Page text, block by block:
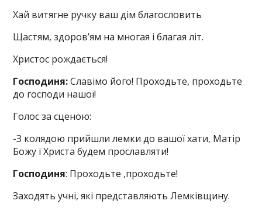
Хай витягне ручку ваш дім благословить
Щастям, здоров’ям на многая і благая літ.
Христос рождається!
Господиня:Славімо його! Проходьте, проходьте
до господи нашої!
Голос за сценою:
-З колядою прийшли лемки до вашої хати, Матір
Божу і Христа будем прославляти!
Господиня: Проходьте ,проходьте!
Заходять учні, які представляють Лемківщину.